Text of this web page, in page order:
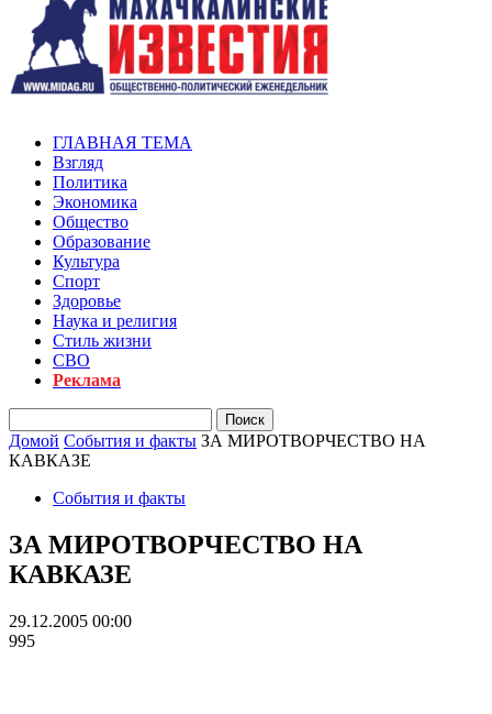
ГЛАВНАЯ ТЕМА
Взгляд
Политика
Экономика
Общество
Образование
Культура
Спорт
Здоровье
Наука и религия
Стиль жизни
СВО
Реклама
Домой События и факты ЗА МИРОТВОРЧЕСТВО НА
КАВКАЗЕ
События и факты
ЗА МИРОТВОРЧЕСТВО НА
КАВКАЗЕ
29.12.2005 00:00
995